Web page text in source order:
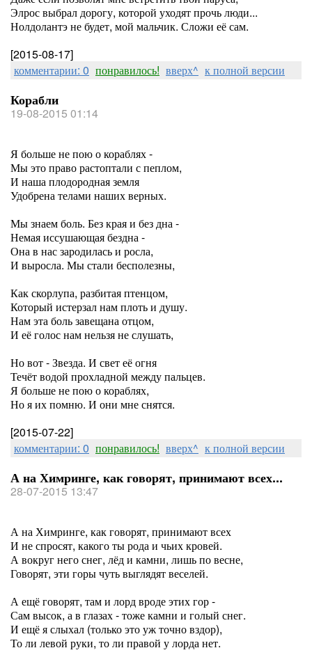
Элрос выбрал дорогу, которой уходят прочь люди...
Нолдолантэ не будет, мой мальчик. Сложи её сам.
[2015-08-17]
комментарии: 0 понравилось! вверх^ к полной версии
Корабли
19-08-2015 01:14
Я больше не пою о кораблях -
Мы это право растоптали с пеплом,
И наша плодородная земля
Удобрена телами наших верных.
Мы знаем боль. Без края и без дна -
Немая иссушающая бездна -
Она в нас зародилась и росла,
И выросла. Мы стали бесполезны,
Как скорлупа, разбитая птенцом,
Который истерзал нам плоть и душу.
Нам эта боль завещана отцом,
И её голос нам нельзя не слушать,
Но вот - Звезда. И свет её огня
Течёт водой прохладной между пальцев.
Я больше не пою о кораблях,
Но я их помню. И они мне снятся.
[2015-07-22]
комментарии: 0 понравилось! вверх^ к полной версии
А на Химринге, как говорят, принимают всех...
28-07-2015 13:47
А на Химринге, как говорят, принимают всех
И не спросят, какого ты рода и чьих кровей.
А вокруг него снег, лёд и камни, лишь по весне,
Говорят, эти горы чуть выглядят веселей.
А ещё говорят, там и лорд вроде этих гор -
Сам высок, а в глазах - тоже камни и голый снег.
И ещё я слыхал (только это уж точно вздор),
То ли левой руки, то ли правой у лорда нет.